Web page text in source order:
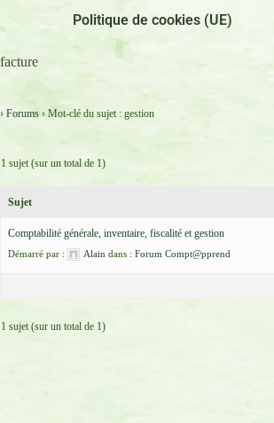
Politique de cookies (UE)
facture
› Forums › Mot-clé du sujet : gestion
1 sujet (sur un total de 1)
Sujet
Comptabilité générale, inventaire, fiscalité et gestion
Démarré par : Alain dans : Forum Compt@pprend
1 sujet (sur un total de 1)